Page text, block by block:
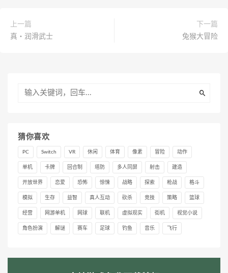
上一篇
真・润滑武士
下一篇
兔猴大冒险
猜你喜欢
PC Switch VR 休闲 体育 像素 冒险 动作
单机 卡牌 回合制 塔防 多人同屏 射击 建造
开放世界 恋爱 恐怖 惊悚 战略 探索 枪战 格斗
模拟 生存 益智 真人互动 砍杀 竞技 策略 篮球
经营 网游单机 网球 联机 虚拟现实 街机 视觉小说
角色扮演 解谜 赛车 足球 钓鱼 音乐 飞行